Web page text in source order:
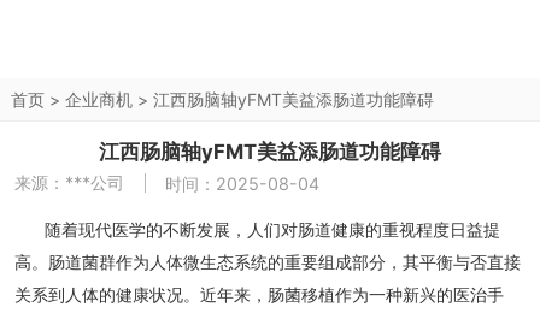
首页> 企业商机> 江西肠脑轴yFMT美益添肠道功能障碍
江西肠脑轴yFMT美益添肠道功能障碍
来源： ***公司 时间：2025-08-04
随着现代医学的不断发展，人们对肠道健康的重视程度日益提
高。肠道菌群作为人体微生态系统的重要组成部分，其平衡与否直接
关系到人体的健康状况。近年来，肠菌移植作为一种新兴的医治手